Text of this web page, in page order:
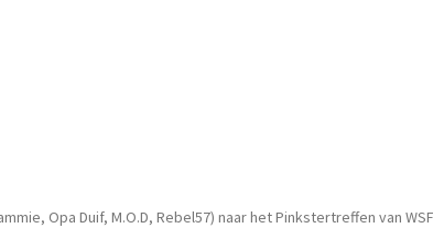
Opa Duif, M.O.D, Rebel57) naar het Pinkstertreffen van